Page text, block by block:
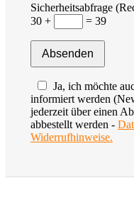
Sicherheitsabfrage
30 +
= 39
Ja, ich möchte
informiert werden
jederzeit über einen
abbestellt werden -
Widerrufhinweise.